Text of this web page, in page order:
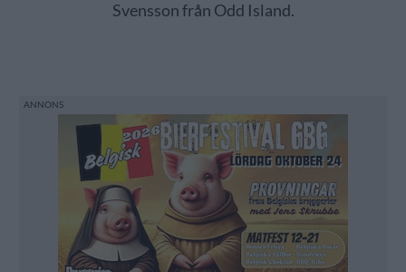
Svensson från Odd Island.